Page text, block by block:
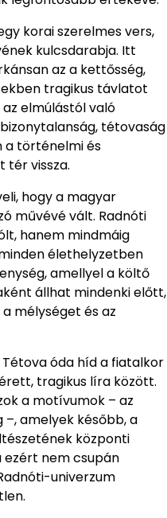
korai szerelmes vers,
kulcsdarabja. Itt
az a kettősség,
tragikus távlatot
elmúlástól való
tétovaság
a történelmi és
tér vissza.
hogy a magyar
művévé vált. Radnóti
hanem mindmáig
élethelyzetben
amellyel a költő
állhat mindenki előtt,
mélységet és az
óda híd a fiatalkor
tragikus líra között.
a motívumok – az
–, amelyek később, a
központi
ezért nem csupán
univerzum